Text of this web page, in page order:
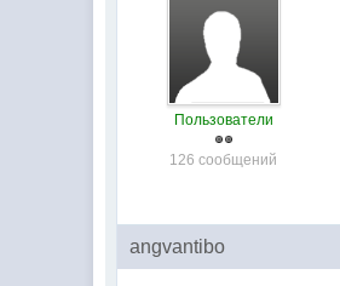
Пользователи
126 сообщений
angvantibo